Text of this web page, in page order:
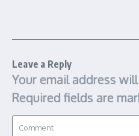
Leave a Reply
Your email address
Required fields are